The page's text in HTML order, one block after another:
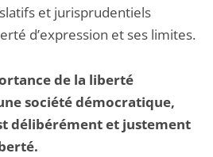
et jurisprudentiels
d’expression et ses limites.
de la liberté
société démocratique,
délibérément et justement